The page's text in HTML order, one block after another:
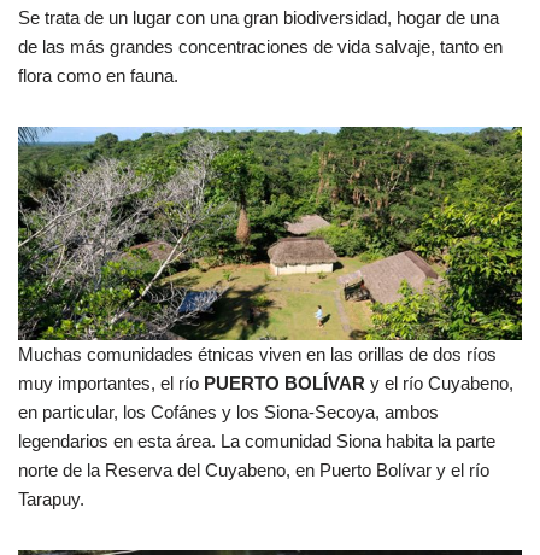
Se trata de un lugar con una gran biodiversidad, hogar de una
de las más grandes concentraciones de vida salvaje, tanto en
flora como en fauna.
Muchas comunidades étnicas viven en las orillas de dos ríos
muy importantes, el río PUERTO BOLÍVAR y el río Cuyabeno,
en particular, los Cofánes y los Siona-Secoya, ambos
legendarios en esta área. La comunidad Siona habita la parte
norte de la Reserva del Cuyabeno, en Puerto Bolívar y el río
Tarapuy.